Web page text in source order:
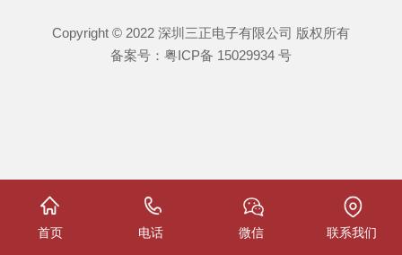
Copyright © 2022 深圳三正电子有限公司 版权所有
备案号： 粤ICP备 15029934 号
首页 电话 微信 联系我们